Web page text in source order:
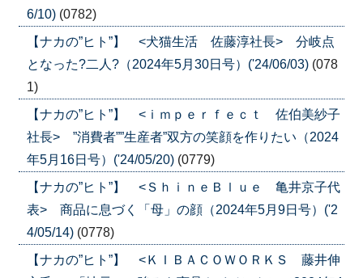
6/10) (0782)
【ナカの”ヒト”】 <犬猫生活 佐藤淳社長> 分岐点
となった?二人?（2024年5月30日号）('24/06/03) (078
1)
【ナカの”ヒト”】 <ｉｍｐｅｒｆｅｃｔ 佐伯美紗子
社長> ”消費者””生産者”双方の笑顔を作りたい（2024
年5月16日号）('24/05/20) (0779)
【ナカの”ヒト”】 <ＳｈｉｎｅＢｌｕｅ 亀井京子代
表> 商品に息づく「母」の顔（2024年5月9日号）('2
4/05/14) (0778)
【ナカの”ヒト”】 <ＫＩＢＡＣＯＷＯＲＫＳ 藤井伸